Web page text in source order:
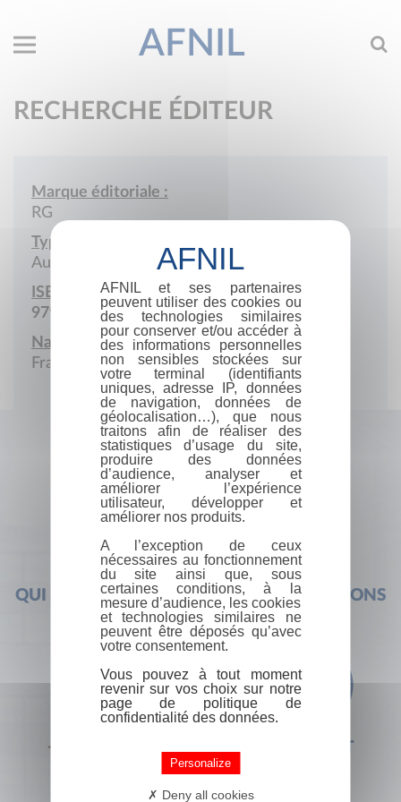
AFNIL
RECHERCHE ÉDITEUR
Marque éditoriale :
RG
Type de société :
Auto-édition
ISBN :
979-10-986792
Nationalité :
France
QUI SOMMES-NOUS ? FOIRE AUX QUESTIONS
+33 (0) 1 44 41 29 19 CONTACT
AFNIL et ses partenaires
peuvent utiliser des cookies ou
des technologies similaires
pour conserver et/ou accéder à
des informations personnelles
non sensibles stockées sur
votre terminal (identifiants
uniques, adresse IP, données
de navigation, données de
géolocalisation…), que nous
traitons afin de réaliser des
statistiques d’usage du site,
produire des données
d’audience, analyser et
améliorer l’expérience
utilisateur, développer et
améliorer nos produits.
A l’exception de ceux
nécessaires au fonctionnement
du site ainsi que, sous
certaines conditions, à la
mesure d’audience, les cookies
et technologies similaires ne
peuvent être déposés qu’avec
votre consentement.
Vous pouvez à tout moment
revenir sur vos choix sur notre
page de politique de
confidentialité des données.
Personalize
Deny all cookies